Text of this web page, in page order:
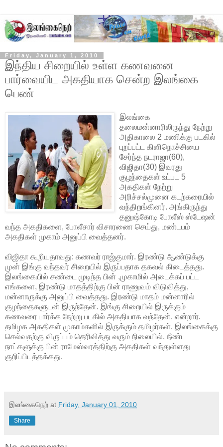
Friday, January 1, 2010
இந்திய சிறையில் உள்ள கணவனை
பார்வையிட அகதியாக சென்ற இலங்கை
பெண்
இலங்கை
தலைமன்னாரிலிருந்து நேற்று
அதிகாலை 2 மணிக்கு படகில்
புறப்பட்ட கிளிநொச்சியை
சேர்ந்த நடராஜா(60),
விஜிதா(30) இவரது
குழந்தைகள் உட்பட 5
அகதிகள் நேற்று
அரிச்சல்முனை கடற்கரையில்
வந்திறங்கினர். அங்கிருந்து
தனுஷ்கோடி போலீஸ் ஸ்டேஷன்
வந்த அகதிகளை, போலீசார் விசாரணை செய்து, மண்டபம்
அகதிகள் முகாம் அனுப்பி வைத்தனர்.
விஜிதா கூறியதாவது: கணவர் ராஜ்குமார். இரண்டு ஆண்டுக்கு
முன் இங்கு வந்தவர் சிறையில் இருப்பதாக தகவல் கிடைத்தது.
இலங்கையில் சண்டை முடிந்த பின் ,முகாமில் அடைக்கப் பட்ட
எங்களை, இரண்டு மாதத்திற்கு பின் ராணுவம் விடுவித்து,
மன்னாருக்கு அனுப்பி வைத்தது. இரண்டு மாதம் மன்னாரில்
குழந்தைகளுடன் இருந்தேன். இங்கு சிறையில் இருக்கும்
கணவரை பார்க்க நேற்று படகில் அகதியாக வந்தேன், என்றார்.
தமிழக அகதிகள் முகாம்களில் இருக்கும் தமிழர்கள், இலங்கைக்கு
செல்வதற்கு விருப்பம் தெரிவித்து வரும் நிலையில், நீண்ட
நாட்களுக்கு பின் ராமேஸ்வரத்திற்கு அகதிகள் வந்துள்ளது
குறிப்பிடத்தக்கது.
இலங்கைநெற் at Friday, January 01, 2010
Share